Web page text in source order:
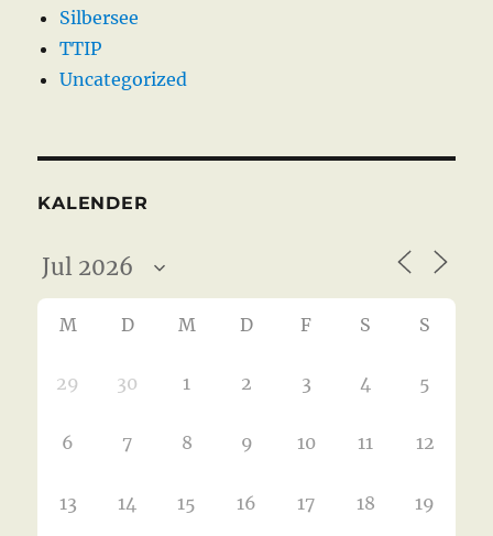
Silbersee
TTIP
Uncategorized
KALENDER
M D M D F S S
29 30 1 2 3 4 5
6 7 8 9 10 11 12
13 14 15 16 17 18 19